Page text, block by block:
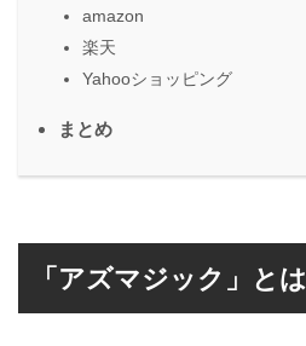
amazon
楽天
Yahooショッピング
まとめ
「アズマジック」とは